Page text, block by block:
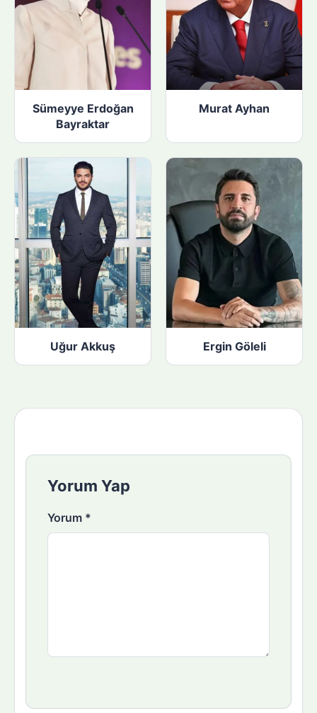
Sümeyye Erdoğan
Bayraktar
Murat Ayhan
Uğur Akkuş Ergin Göleli
Yorum Yap
Yorum *